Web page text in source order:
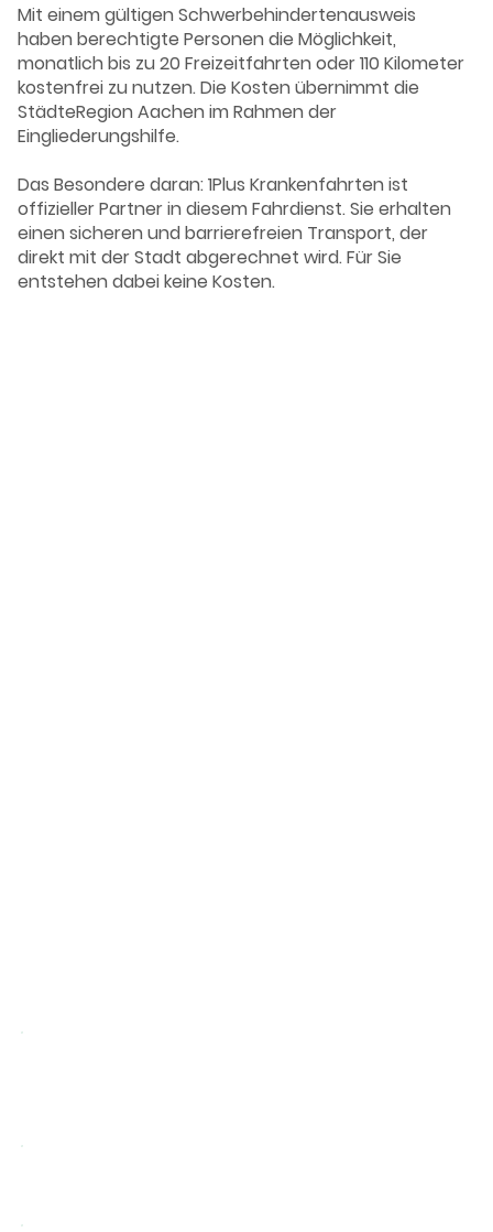
Mit einem gültigen Schwerbehindertenausweis
haben berechtigte Personen die Möglichkeit,
monatlich bis zu 20 Freizeitfahrten oder 110 Kilometer
kostenfrei zu nutzen. Die Kosten übernimmt die
StädteRegion Aachen im Rahmen der
Eingliederungshilfe.
Das Besondere daran:1Plus Krankenfahrtenist
offizieller Partner in diesem Fahrdienst. Sie erhalten
einen sicheren und barrierefreien Transport, der
direkt mit der Stadt abgerechnet wird. Für Sie
entstehen dabei keine Kosten.